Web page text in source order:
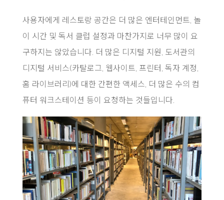
사용자에게 레스토랑 공간은 더 많은 엔터테인먼트, 놀
이 시간 및 독서 클럽 설정과 마찬가지로 너무 많이 요
구하지는 않았습니다. 더 많은 디지털 지원, 도서관의
디지털 서비스(카탈로그, 웹사이트, 프린터, 독자 계정,
홈 라이브러리)에 대한 간편한 액세스, 더 많은 수의 컴
퓨터 워크스테이션 등이 요청하는 것들입니다.